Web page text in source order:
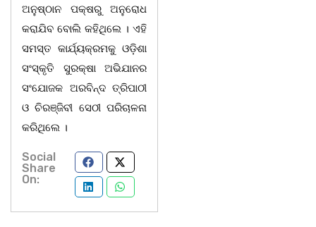
ଅନୁଷ୍ଠାନ ପକ୍ଷରୁ ଅନୁରୋଧ
କରାଯିବ ବୋଲି କହିଥିଲେ । ଏହି
ସମସ୍ତ କାର୍ଯ୍ୟକ୍ରମକୁ ଓଡ଼ିଶା
ସଂସ୍କୃତି ସୁରକ୍ଷା ଅଭିଯାନର
ସଂଯୋଜକ ଅରବିନ୍ଦ ତ୍ରିପାଠୀ
ଓ ଚିରଞ୍ଜିବୀ ସେଠୀ ପରିଚାଳନା
କରିଥିଲେ ।
Social
Share
On: